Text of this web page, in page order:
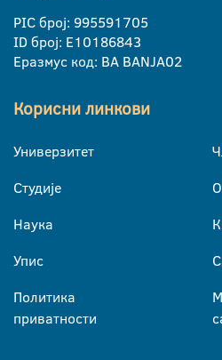
PIC број: 995591705
ID број: E10186843
Еразмус код: BA BANJA02
Корисни линкови
Универзитет
Студије
Наука
Упис
Политика
приватности